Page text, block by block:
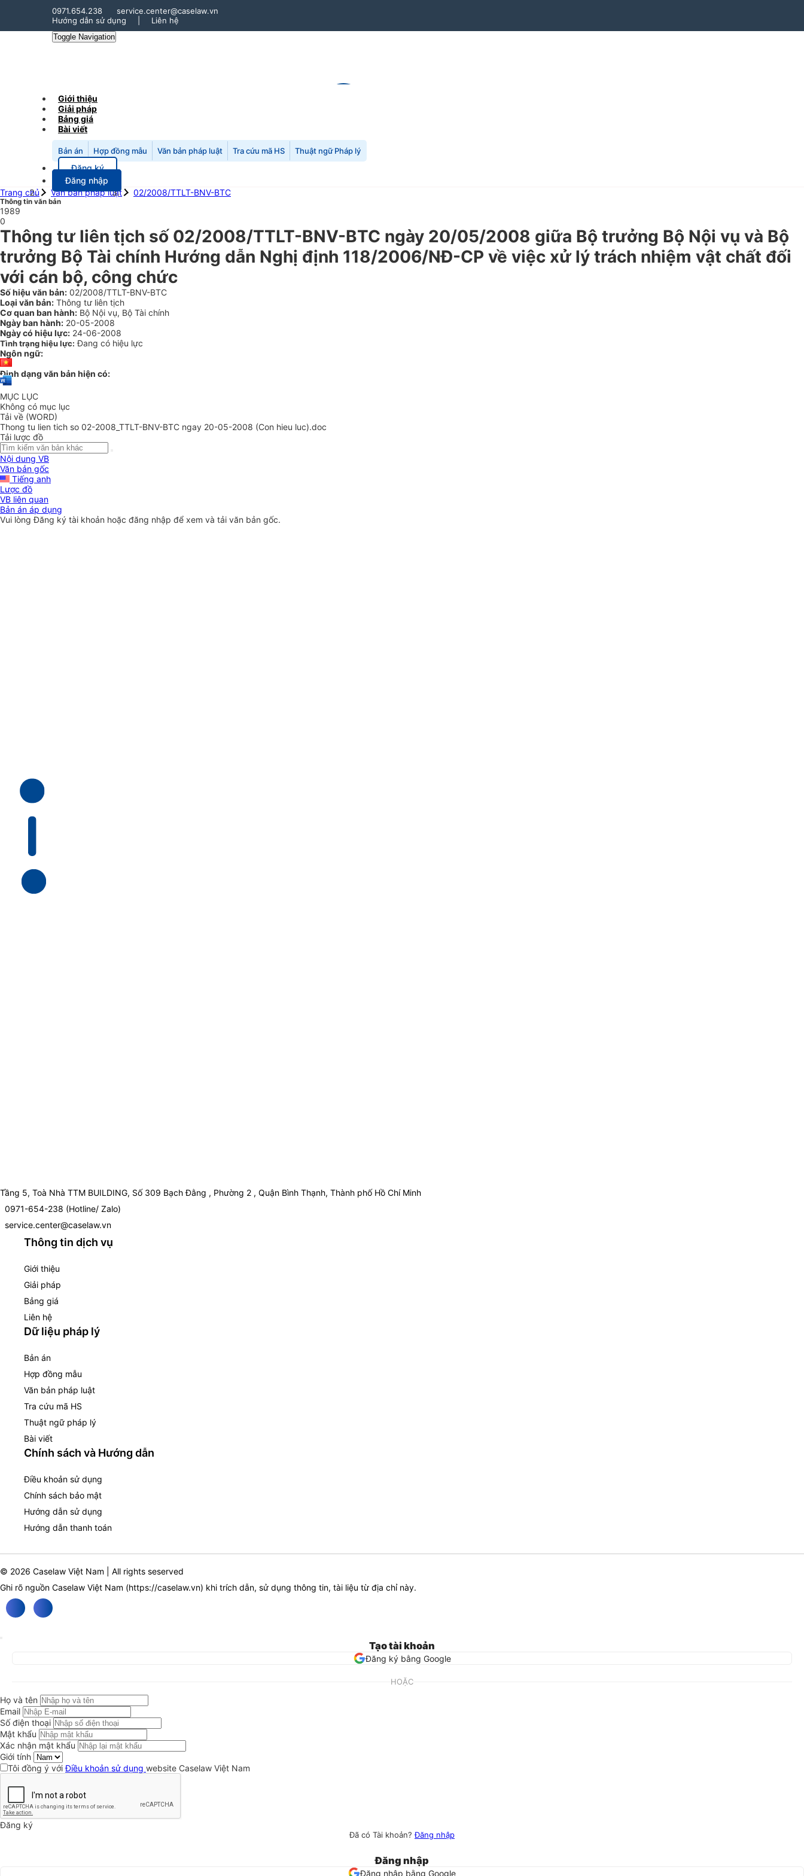
0971.654.238
service.center@caselaw.vn
Hướng dẫn sử dụng
Liên hệ
Toggle Navigation
Giới thiệu
Giải pháp
Bảng giá
Bài viết
Bản án Hợp đồng mẫu Văn bản pháp luật Tra cứu mã HS Thuật ngữ Pháp lý
Đăng ký
Đăng nhập
Trang chủ
Văn bản pháp luật 02/2008/TTLT-BNV-BTC
Thông tin văn bản
1989
0
Thông tư liên tịch số 02/2008/TTLT-BNV-BTC ngày 20/05/2008 giữa Bộ trưởng Bộ Nội vụ và Bộ
trưởng Bộ Tài chính Hướng dẫn Nghị định 118/2006/NĐ-CP về việc xử lý trách nhiệm vật chất đối
với cán bộ, công chức
Số hiệu văn bản: 02/2008/TTLT-BNV-BTC
Loại văn bản: Thông tư liên tịch
Cơ quan ban hành: Bộ Nội vụ, Bộ Tài chính
Ngày ban hành: 20-05-2008
Ngày có hiệu lực: 24-06-2008
Tình trạng hiệu lực: Đang có hiệu lực
Ngôn ngữ:
Định dạng văn bản hiện có:
MỤC LỤC
Không có mục lục
Tải về (WORD)
Thong tu lien tich so 02-2008_TTLT-BNV-BTC ngay 20-05-2008 (Con hieu luc).doc
Tải lược đồ
Nội dung VB
Văn bản gốc
Tiếng anh
Lược đồ
VB liên quan
Bản án áp dụng
Vui lòngĐăng ký tài khoản hoặc đăng nhập để xem và tải văn bản gốc.
Tầng 5, Toà Nhà TTM BUILDING, Số 309 Bạch Đằng , Phường 2 , Quận Bình Thạnh, Thành phố Hồ Chí Minh
0971-654-238 (Hotline/ Zalo)
service.center@caselaw.vn
Thông tin dịch vụ
Giới thiệu
Giải pháp
Bảng giá
Liên hệ
Dữ liệu pháp lý
Bản án
Hợp đồng mẫu
Văn bản pháp luật
Tra cứu mã HS
Thuật ngữ pháp lý
Bài viết
Chính sách và Hướng dẫn
Điều khoản sử dụng
Chính sách bảo mật
Hướng dẫn sử dụng
Hướng dẫn thanh toán
© 2026 Caselaw Việt Nam | All rights seserved
Ghi rõ nguồn Caselaw Việt Nam (https://caselaw.vn) khi trích dẫn, sử dụng thông tin, tài liệu từ địa chỉ này.
Tạo tài khoản
Đăng ký bằng Google
HOẶC
Họ và tên
Email
Số điện thoại
Mật khẩu
Xác nhận mật khẩu
Giới tính
Tôi đồng ý vớiĐiều khoản sử dụng website Caselaw Việt Nam
Đăng ký
Đã có Tài khoản?Đăng nhập
Đăng nhập
Đăng nhập bằng Google